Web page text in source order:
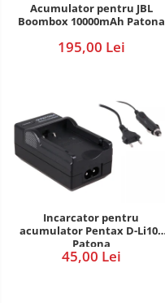
Acumulator pentru JBL
Boombox 10000mAh Patona
195,00 Lei
Incarcator pentru
acumulator Pentax D-Li109
Patona
45,00 Lei